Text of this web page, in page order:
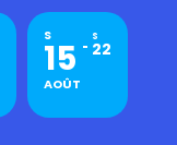
S
15
AOÛT
S
22